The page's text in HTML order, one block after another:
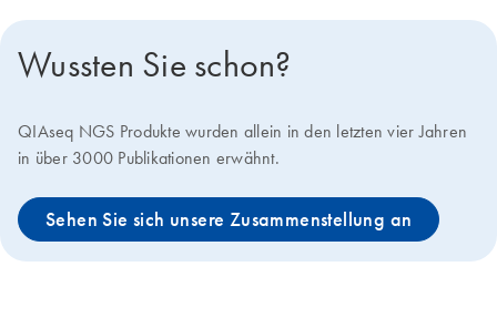
Wussten Sie schon?
QIAseq NGS Produkte wurden allein in den letzten vier Jahren
in über 3000 Publikationen erwähnt.
Sehen Sie sich unsere Zusammenstellung an